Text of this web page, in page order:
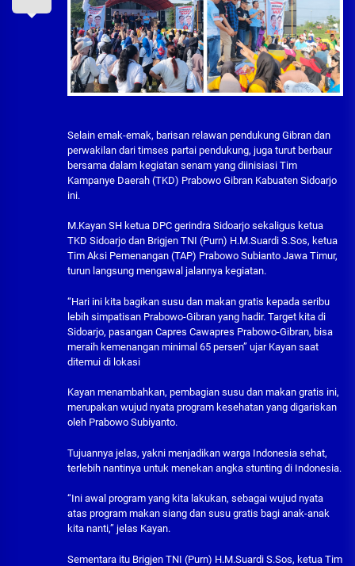
Selain emak-emak, barisan relawan pendukung Gibran dan
perwakilan dari timses partai pendukung, juga turut berbaur
bersama dalam kegiatan senam yang diinisiasi Tim
Kampanye Daerah (TKD) Prabowo Gibran Kabuaten Sidoarjo
ini.
M.Kayan SH ketua DPC gerindra Sidoarjo sekaligus ketua
TKD Sidoarjo dan Brigjen TNI (Purn) H.M.Suardi S.Sos, ketua
Tim Aksi Pemenangan (TAP) Prabowo Subianto Jawa Timur,
turun langsung mengawal jalannya kegiatan.
“Hari ini kita bagikan susu dan makan gratis kepada seribu
lebih simpatisan Prabowo-Gibran yang hadir. Target kita di
Sidoarjo, pasangan Capres Cawapres Prabowo-Gibran, bisa
meraih kemenangan minimal 65 persen” ujar Kayan saat
ditemui di lokasi
Kayan menambahkan, pembagian susu dan makan gratis ini,
merupakan wujud nyata program kesehatan yang digariskan
oleh Prabowo Subiyanto.
Tujuannya jelas, yakni menjadikan warga Indonesia sehat,
terlebih nantinya untuk menekan angka stunting di Indonesia.
“Ini awal program yang kita lakukan, sebagai wujud nyata
atas program makan siang dan susu gratis bagi anak-anak
kita nanti,” jelas Kayan.
Sementara itu Brigjen TNI (Purn) H.M.Suardi S.Sos, ketua Tim